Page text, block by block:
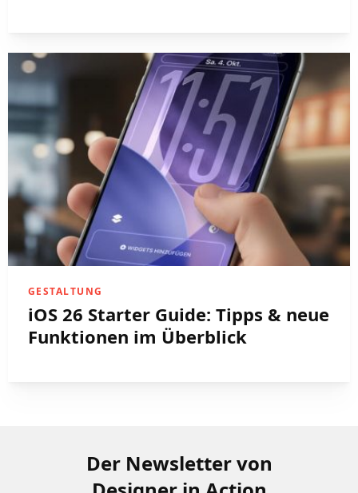
GESTALTUNG
iOS 26 Starter Guide: Tipps & neue
Funktionen im Überblick
Der Newsletter von